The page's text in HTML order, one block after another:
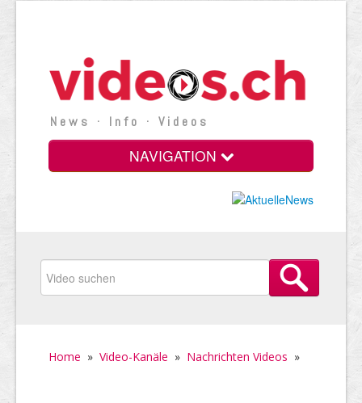
News · Info · Videos
NAVIGATION
Home » Video-Kanäle » Nachrichten Videos »